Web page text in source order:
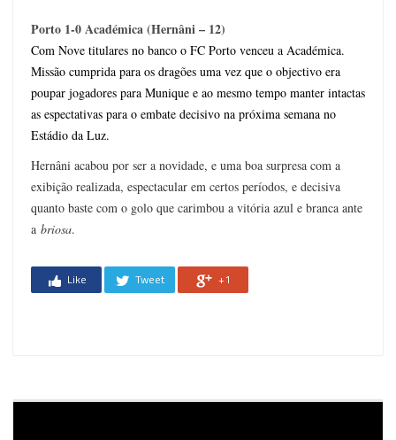
Porto 1-0 Académica (Hernâni – 12)
Com Nove titulares no banco o FC Porto venceu a Académica.
Missão cumprida para os dragões uma vez que o objectivo era
poupar jogadores para Munique e ao mesmo tempo manter intactas
as espectativas para o embate decisivo na próxima semana no
Estádio da Luz.
Hernâni acabou por ser a novidade, e uma boa surpresa com a
exibição realizada, espectacular em certos períodos, e decisiva
quanto baste com o golo que carimbou a vitória azul e branca ante
a briosa.
Like Tweet +1